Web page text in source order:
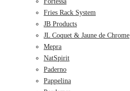
Fries Rack System
JB Products
JL Coquet & Jaune de Chrome
Mepra
NatSpirit
Paderno
Pappelina